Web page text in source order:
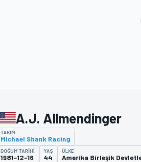
A.J. Allmendinger
TAKIM
Michael Shank Racing
DOĞUM TARIHI
1981-12-16
YAŞ
44
ÜLKE
Amerika Birleşik